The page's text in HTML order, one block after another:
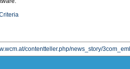
contentteller.php/news_story/